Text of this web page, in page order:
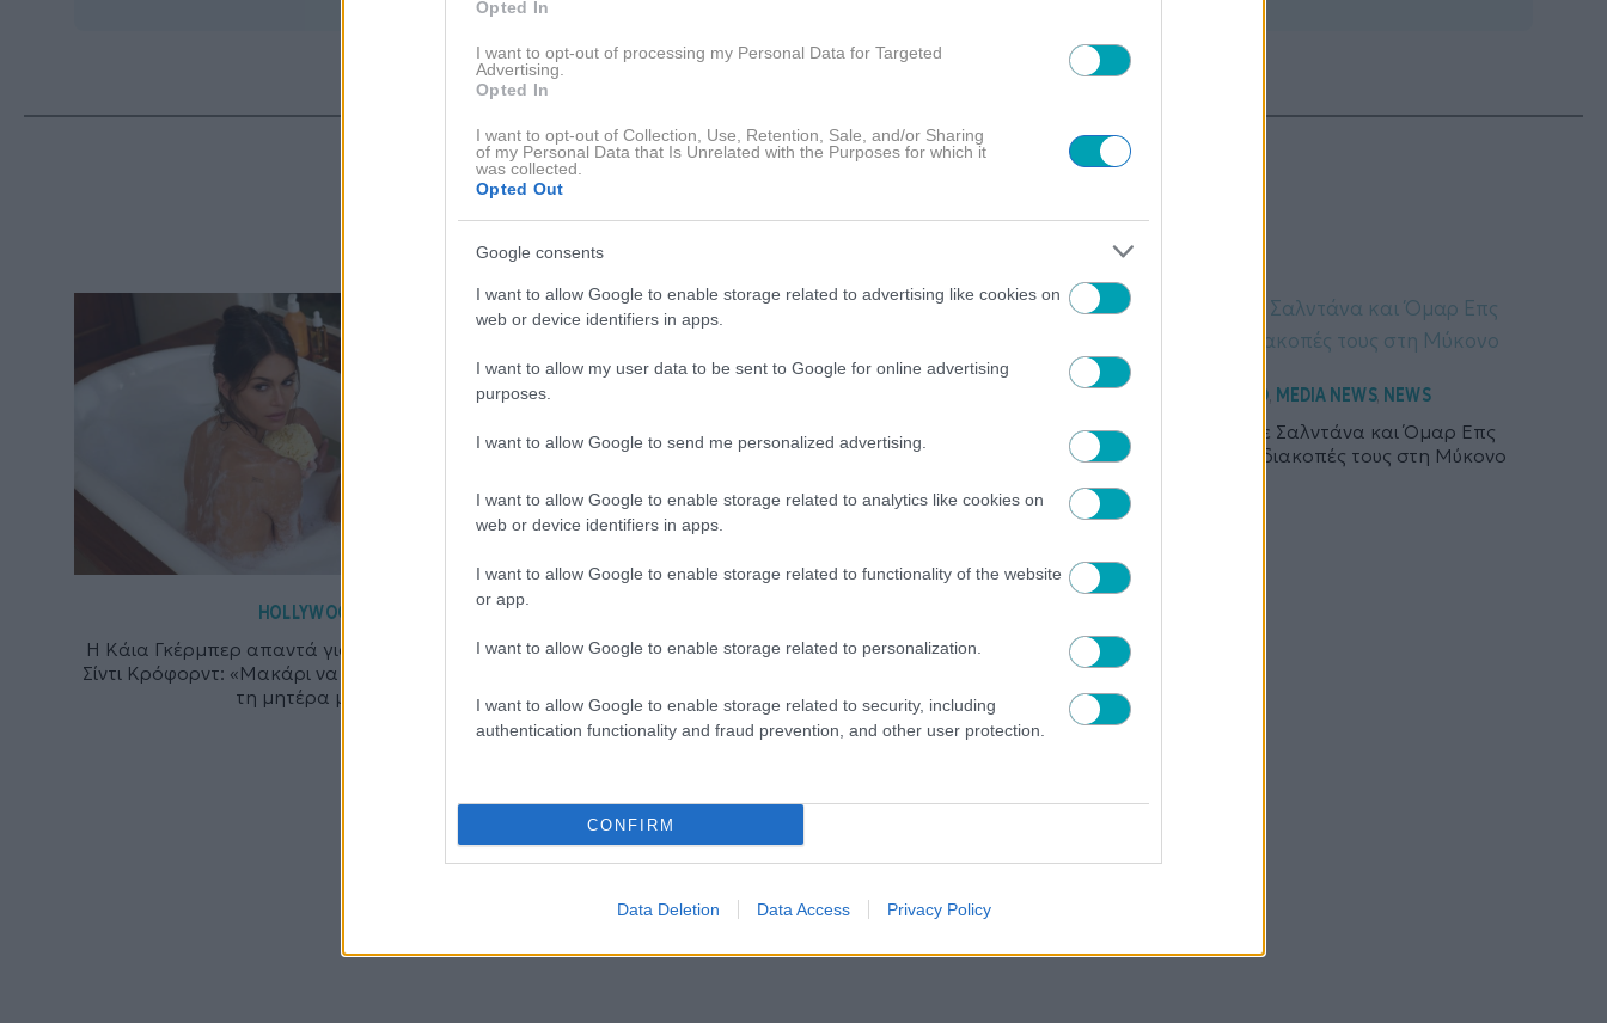
Opted In
I want to opt-out of processing my Personal Data for Targeted
Advertising.
Opted In
I want to opt-out of Collection, Use, Retention, Sale, and/or Sharing
of my Personal Data that Is Unrelated with the Purposes for which it
was collected.
Opted Out
Google consents
I want to allow Google to enable storage related to advertising like cookies on
web or device identifiers in apps.
I want to allow my user data to be sent to Google for online advertising
purposes.
I want to allow Google to send me personalized advertising.
I want to allow Google to enable storage related to analytics like cookies on
web or device identifiers in apps.
I want to allow Google to enable storage related to functionality of the website
or app.
I want to allow Google to enable storage related to personalization.
I want to allow Google to enable storage related to security, including
authentication functionality and fraud prevention, and other user protection.
CONFIRM
Data Deletion Data Access Privacy Policy
ΔΙΑΒΑΣΤΕ ΠΕΡΙΣΣΟΤΕΡΑ
HOLLYWOOD
Η Κάια Γκέρμπερ απαντά για τις συγκρίσεις με τη
Σίντι Κρόφορντ: «Μακάρι να μοιάζω τόσο πολύ με
τη μητέρα μου»!
Μπρους Γουίλις: «Επικοινωνούμε με αγκαλιές και
βλέμματα»!
HOLLYWOOD, MEDIA NEWS, NEWS
Νικόλ Κίντμαν, Ζόε Σαλντάνα και Όμαρ Επς
απολαμβάνουν τις διακοπές τους στη Μύκονο